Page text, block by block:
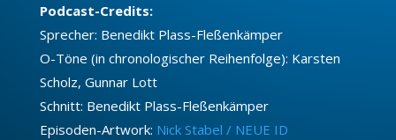
Podcast-Credits:
Sprecher: Benedikt Plass-Fleßenkämper
O-Töne (in chronologischer Reihenfolge): Karsten
Scholz, Gunnar Lott
Schnitt: Benedikt Plass-Fleßenkämper
Episoden-Artwork: Nick Stabel / NEUE ID